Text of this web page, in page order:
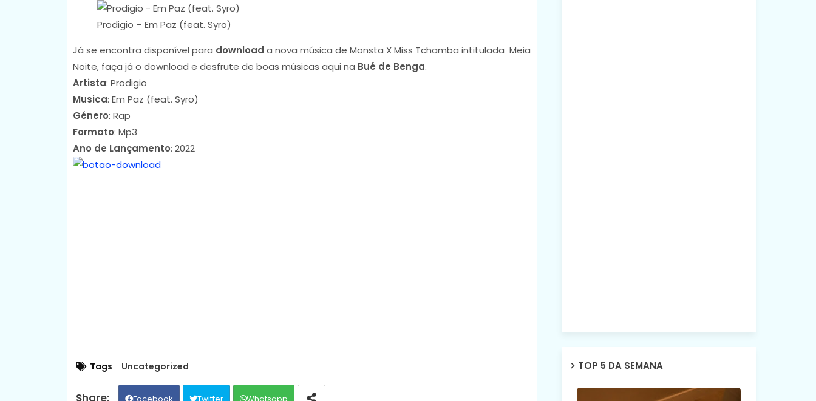
Prodigio – Em Paz (feat. Syro)
Já se encontra disponível para download a nova música de Monsta X Miss Tchamba intitulada Meia
Noite, faça já o download e desfrute de boas músicas aqui na Bué de Benga.
Artista: Prodigio
Musica: Em Paz (feat. Syro)
Género: Rap
Formato: Mp3
Ano de Lançamento: 2022
Tags Uncategorized TOP 5 DA SEMANA